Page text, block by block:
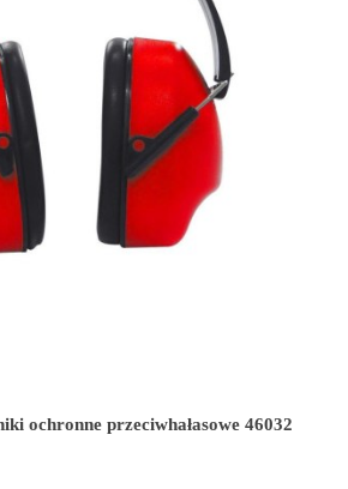
ochronne przeciwhałasowe 46032